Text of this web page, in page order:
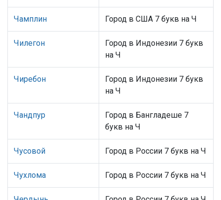
Чамплин Город в США 7 букв на Ч
Чилегон
Город в Индонезии 7 букв
на Ч
Чиребон
Город в Индонезии 7 букв
на Ч
Чандпур
Город в Бангладеше 7
букв на Ч
Чусовой Город в России 7 букв на Ч
Чухлома Город в России 7 букв на Ч